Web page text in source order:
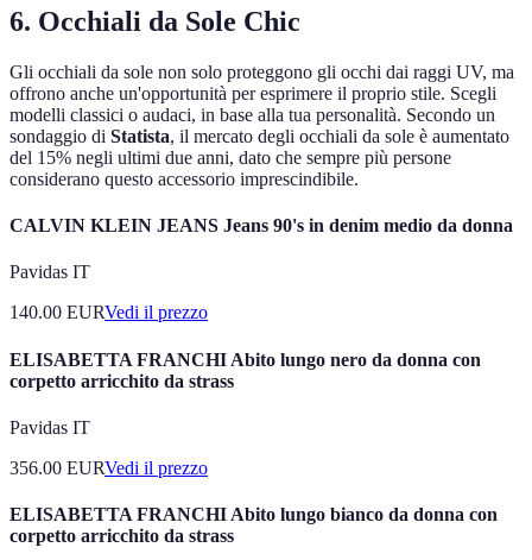
6. Occhiali da Sole Chic
Gli occhiali da sole non solo proteggono gli occhi dai raggi UV, ma
offrono anche un'opportunità per esprimere il proprio stile. Scegli
modelli classici o audaci, in base alla tua personalità. Secondo un
sondaggio di Statista, il mercato degli occhiali da sole è aumentato
del 15% negli ultimi due anni, dato che sempre più persone
considerano questo accessorio imprescindibile.
CALVIN KLEIN JEANS Jeans 90's in denim medio da donna
Pavidas IT
140.00 EURVedi il prezzo
ELISABETTA FRANCHI Abito lungo nero da donna con
corpetto arricchito da strass
Pavidas IT
356.00 EURVedi il prezzo
ELISABETTA FRANCHI Abito lungo bianco da donna con
corpetto arricchito da strass